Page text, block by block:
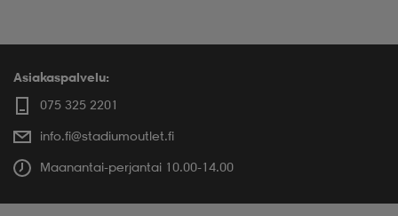
Asiakaspalvelu:
075 325 2201
info.fi@stadiumoutlet.fi
Maanantai-perjantai 10.00-14.00